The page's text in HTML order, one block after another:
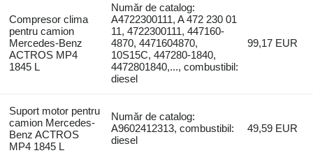
Compresor clima
pentru camion
Mercedes-Benz
ACTROS MP4
1845 L
Număr de catalog:
A4722300111, A 472 230 01
11, 4722300111, 447160-
4870, 4471604870,
10S15C, 447280-1840,
4472801840,..., combustibil:
diesel
99,17 EUR
Suport motor pentru
camion Mercedes-
Benz ACTROS
MP4 1845 L
Număr de catalog:
A9602412313, combustibil:
diesel
49,59 EUR